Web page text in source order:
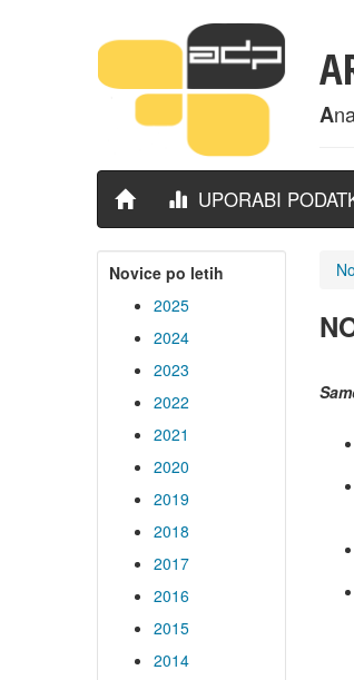
A
UPORABI
Novice po letih
2025
2024
2023
2022
2021
2020
2019
2018
2017
2016
2015
2014